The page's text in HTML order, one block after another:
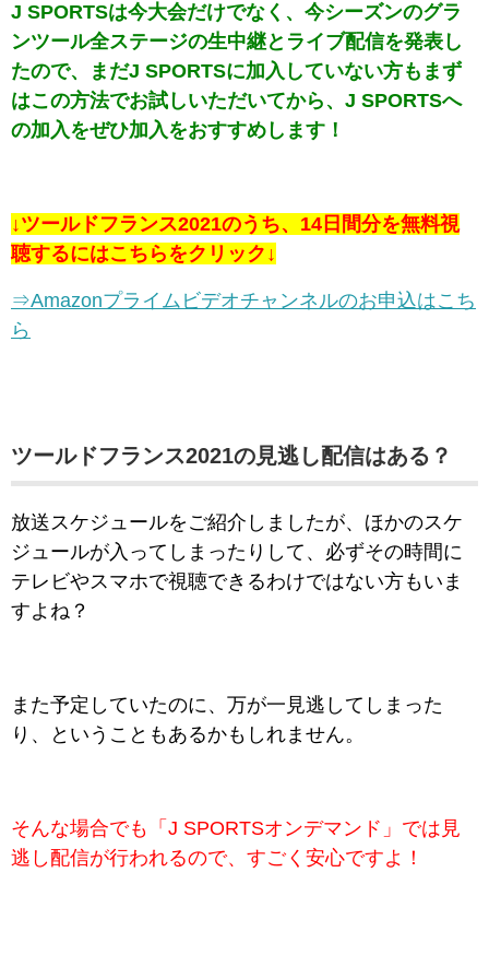
J SPORTSは今大会だけでなく、今シーズンのグラ
ンツール全ステージの生中継とライブ配信を発表し
たので、まだJ SPORTSに加入していない方もまず
はこの方法でお試しいただいてから、J SPORTSへ
の加入をぜひ加入をおすすめします！
↓ツールドフランス2021のうち、14日間分を無料視
聴するにはこちらをクリック↓
⇒Amazonプライムビデオチャンネルのお申込はこち
ら
ツールドフランス2021の見逃し配信はある？
放送スケジュールをご紹介しましたが、ほかのスケ
ジュールが入ってしまったりして、必ずその時間に
テレビやスマホで視聴できるわけではない方もいま
すよね？
また予定していたのに、万が一見逃してしまった
り、ということもあるかもしれません。
そんな場合でも「J SPORTSオンデマンド」では見
逃し配信が行われるので、すごく安心ですよ！